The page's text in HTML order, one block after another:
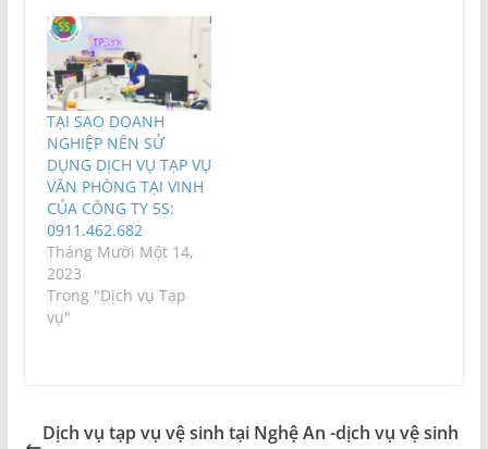
TẠI SAO DOANH
NGHIỆP NÊN SỬ
DỤNG DỊCH VỤ TẠP VỤ
VĂN PHÒNG TẠI VINH
CỦA CÔNG TY 5S:
0911.462.682
Tháng Mười Một 14,
2023
Trong "Dịch vụ Tạp
vụ"
Dịch vụ tạp vụ vệ sinh tại Nghệ An -dịch vụ vệ sinh